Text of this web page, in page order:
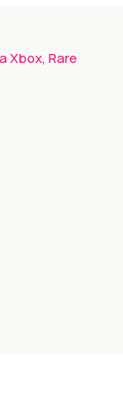
Xbox, Rare